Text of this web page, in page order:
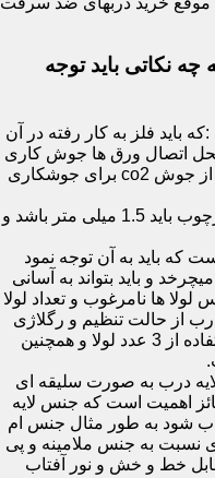
نکاتی باید توجه
فلز به کار رفته در آن
محل اتصال ورق ها جوش کاری
مناسبی داشته باشند و بهتر است از جوش co2 برای جوشکاری
ضخامت چهارچوب:ضخامت چهارچوب باید 1.5 میلی متر باشد و
که باید به آن توجه نمود
و باید بتواند به آسانی
ها نامرغوب و تعداد لولا
از حالت تنظیم و رگلاژی
خارج میشود که بهترین حالت استفاده از 3 عدد لولا و همچنین
درب به صورت سلیقه ای
اهمیت است که جنس لایه
شود به طور مثال جنس ام
نسبت به جنس ملامینه و پی
خط و خش و نور آفتاب